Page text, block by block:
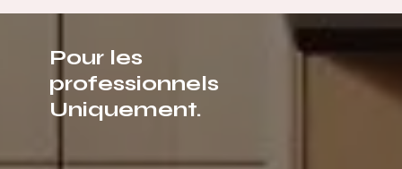
Pour les
professionnels
Uniquement.